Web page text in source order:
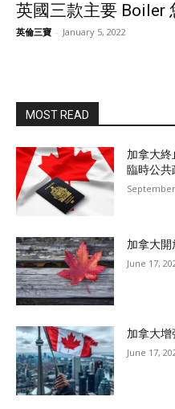
英國三款主要 Boiler
英倫三寶 - January 5, 2022
MOST READ
加拿大
臨時公共
加拿大
June 17,
加拿大增
June 17,